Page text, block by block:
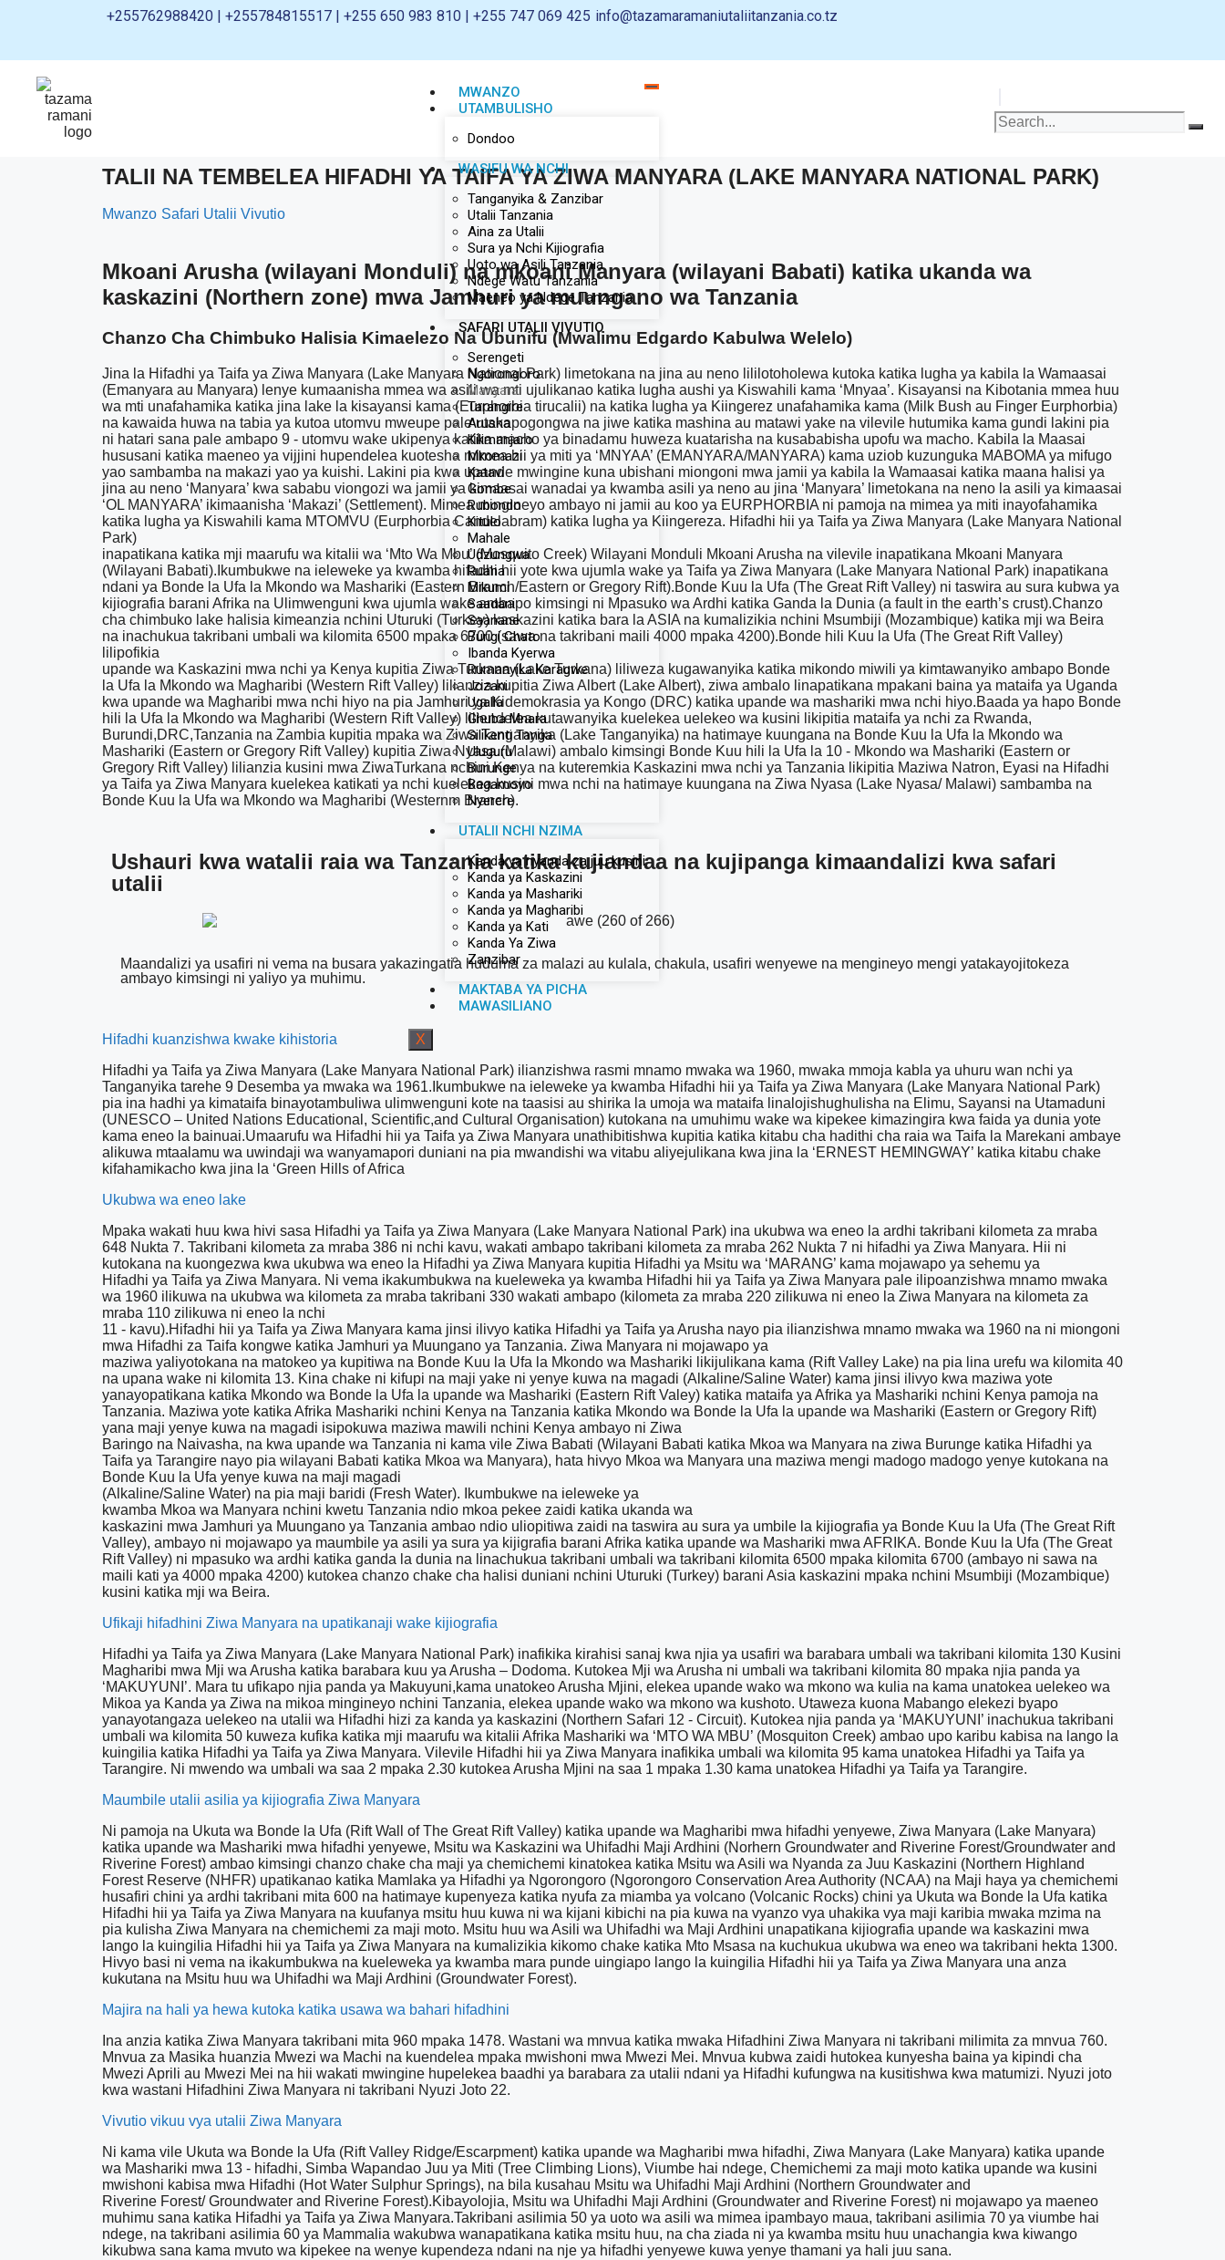
+255762988420 | +255784815517 | +255 650 983 810 | +255 747 069 425 info@tazamaramaniutaliitanzania.co.tz
MWANZO
UTAMBULISHO
Dondoo
WASIFU WA NCHI
Tanganyika & Zanzibar
Utalii Tanzania
Aina za Utalii
Sura ya Nchi Kijiografia
Uoto wa Asili Tanzania
Ndege Watu Tanzania
Maeneo ya Ndege Tanzania
SAFARI UTALII VIVUTIO
Serengeti
Ngorongoro
Manyara
Tarangire
Arusha
Kilimanjaro
Mkomazi
Katavi
Gombe
Rubondo
Kitulo
Mahale
Udzungwa
Ruaha
Mikumi
Saadani
Saanane
Burigi Chato
Ibanda Kyerwa
Rumanyika Karagwe
Jozani
Ugalla
Ghuba Mnara
Silikenti Tanga
Uluguru
Burunge
Bagamoyo
Nyerere
UTALII NCHI NZIMA
Kanda ya nyanda za juu kusini
Kanda ya Kaskazini
Kanda ya Mashariki
Kanda ya Magharibi
Kanda ya Kati
Kanda Ya Ziwa
Zanzibar
MAKTABA YA PICHA
MAWASILIANO
X
TALII NA TEMBELEA HIFADHI YA TAIFA YA ZIWA MANYARA (LAKE MANYARA NATIONAL PARK)
Mwanzo Safari Utalii Vivutio
Mkoani Arusha (wilayani Monduli) na mkoani Manyara (wilayani Babati) katika ukanda wa
kaskazini (Northern zone) mwa Jamhuri ya muungano wa Tanzania
Chanzo Cha Chimbuko Halisia Kimaelezo Na Ubunifu (Mwalimu Edgardo Kabulwa Welelo)
Jina la Hifadhi ya Taifa ya Ziwa Manyara (Lake Manyara National Park) limetokana na jina au neno lililotoholewa kutoka katika lugha ya kabila la Wamaasai
(Emanyara au Manyara) lenye kumaanisha mmea wa asili wa mti ujulikanao katika lugha aushi ya Kiswahili kama ‘Mnyaa’. Kisayansi na Kibotania mmea huu
wa mti unafahamika katika jina lake la kisayansi kama (Eurphorbia tirucalii) na katika lugha ya Kiingerez unafahamika kama (Milk Bush au Finger Eurphorbia)
na kawaida huwa na tabia ya kutoa utomvu mweupe pale utakapogongwa na jiwe katika mashina au matawi yake na vilevile hutumika kama gundi lakini pia
ni hatari sana pale ambapo 9 - utomvu wake ukipenya katika macho ya binadamu huweza kuatarisha na kusababisha upofu wa macho. Kabila la Maasai
hususani katika maeneo ya vijjini hupendelea kuotesha mimea hii ya miti ya ‘MNYAA’ (EMANYARA/MANYARA) kama uziob kuzunguka MABOMA ya mifugo
yao sambamba na makazi yao ya kuishi. Lakini pia kwa upande mwingine kuna ubishani miongoni mwa jamii ya kabila la Wamaasai katika maana halisi ya
jina au neno ‘Manyara’ kwa sababu viongozi wa jamii ya kimaasai wanadai ya kwamba asili ya neno au jina ‘Manyara’ limetokana na neno la asili ya kimaasai
‘OL MANYARA’ ikimaanisha ‘Makazi’ (Settlement). Mimea mingineyo ambayo ni jamii au koo ya EURPHORBIA ni pamoja na mimea ya miti inayofahamika
katika lugha ya Kiswahili kama MTOMVU (Eurphorbia Candelabram) katika lugha ya Kiingereza. Hifadhi hii ya Taifa ya Ziwa Manyara (Lake Manyara National
Park)
inapatikana katika mji maarufu wa kitalii wa ‘Mto Wa Mbu’ (Mosquito Creek) Wilayani Monduli Mkoani Arusha na vilevile inapatikana Mkoani Manyara
(Wilayani Babati).Ikumbukwe na ieleweke ya kwamba hifadhi hii yote kwa ujumla wake ya Taifa ya Ziwa Manyara (Lake Manyara National Park) inapatikana
ndani ya Bonde la Ufa la Mkondo wa Mashariki (Eastern Branch/Eastern or Gregory Rift).Bonde Kuu la Ufa (The Great Rift Valley) ni taswira au sura kubwa ya
kijiografia barani Afrika na Ulimwenguni kwa ujumla wake ambapo kimsingi ni Mpasuko wa Ardhi katika Ganda la Dunia (a fault in the earth’s crust).Chanzo
cha chimbuko lake halisia kimeanzia nchini Uturuki (Turkey) kaskazini katika bara la ASIA na kumalizikia nchini Msumbiji (Mozambique) katika mji wa Beira
na inachukua takribani umbali wa kilomita 6500 mpaka 6700 (sawa na takribani maili 4000 mpaka 4200).Bonde hili Kuu la Ufa (The Great Rift Valley)
lilipofikia
upande wa Kaskazini mwa nchi ya Kenya kupitia Ziwa Turkana (Lake Turkana) liliweza kugawanyika katika mikondo miwili ya kimtawanyiko ambapo Bonde
la Ufa la Mkondo wa Magharibi (Western Rift Valley) lilianzia kupitia Ziwa Albert (Lake Albert), ziwa ambalo linapatikana mpakani baina ya mataifa ya Uganda
kwa upande wa Magharibi mwa nchi hiyo na pia Jamhuri ya Kidemokrasia ya Kongo (DRC) katika upande wa mashariki mwa nchi hiyo.Baada ya hapo Bonde
hili la Ufa la Mkondo wa Magharibi (Western Rift Valley) liliendelea kutawanyika kuelekea uelekeo wa kusini likipitia mataifa ya nchi za Rwanda,
Burundi,DRC,Tanzania na Zambia kupitia mpaka wa Ziwa Tanganyika (Lake Tanganyika) na hatimaye kuungana na Bonde Kuu la Ufa la Mkondo wa
Mashariki (Eastern or Gregory Rift Valley) kupitia Ziwa Nyasa (Malawi) ambalo kimsingi Bonde Kuu hili la Ufa la 10 - Mkondo wa Mashariki (Eastern or
Gregory Rift Valley) lilianzia kusini mwa ZiwaTurkana nchini Kenya na kuteremkia Kaskazini mwa nchi ya Tanzania likipitia Maziwa Natron, Eyasi na Hifadhi
ya Taifa ya Ziwa Manyara kuelekea katikati ya nchi kuelekea kusini mwa nchi na hatimaye kuungana na Ziwa Nyasa (Lake Nyasa/ Malawi) sambamba na
Bonde Kuu la Ufa wa Mkondo wa Magharibi (Westernm Branch).
Ushauri kwa watalii raia wa Tanzania katika kujiandaa na kujipanga kimaandalizi kwa safari
utalii
Maandalizi ya usafiri ni vema na busara yakazingatia huduma za malazi au kulala, chakula, usafiri wenyewe na mengineyo mengi yatakayojitokeza
ambayo kimsingi ni yaliyo ya muhimu.
Hifadhi kuanzishwa kwake kihistoria
Hifadhi ya Taifa ya Ziwa Manyara (Lake Manyara National Park) ilianzishwa rasmi mnamo mwaka wa 1960, mwaka mmoja kabla ya uhuru wan nchi ya
Tanganyika tarehe 9 Desemba ya mwaka wa 1961.Ikumbukwe na ieleweke ya kwamba Hifadhi hii ya Taifa ya Ziwa Manyara (Lake Manyara National Park)
pia ina hadhi ya kimataifa binayotambuliwa ulimwenguni kote na taasisi au shirika la umoja wa mataifa linalojishughulisha na Elimu, Sayansi na Utamaduni
(UNESCO – United Nations Educational, Scientific,and Cultural Organisation) kutokana na umuhimu wake wa kipekee kimazingira kwa faida ya dunia yote
kama eneo la bainuai.Umaarufu wa Hifadhi hii ya Taifa ya Ziwa Manyara unathibitishwa kupitia katika kitabu cha hadithi cha raia wa Taifa la Marekani ambaye
alikuwa mtaalamu wa uwindaji wa wanyamapori duniani na pia mwandishi wa vitabu aliyejulikana kwa jina la ‘ERNEST HEMINGWAY’ katika kitabu chake
kifahamikacho kwa jina la ‘Green Hills of Africa
Ukubwa wa eneo lake
Mpaka wakati huu kwa hivi sasa Hifadhi ya Taifa ya Ziwa Manyara (Lake Manyara National Park) ina ukubwa wa eneo la ardhi takribani kilometa za mraba
648 Nukta 7. Takribani kilometa za mraba 386 ni nchi kavu, wakati ambapo takribani kilometa za mraba 262 Nukta 7 ni hifadhi ya Ziwa Manyara. Hii ni
kutokana na kuongezwa kwa ukubwa wa eneo la Hifadhi ya Ziwa Manyara kupitia Hifadhi ya Msitu wa ‘MARANG’ kama mojawapo ya sehemu ya
Hifadhi ya Taifa ya Ziwa Manyara. Ni vema ikakumbukwa na kueleweka ya kwamba Hifadhi hii ya Taifa ya Ziwa Manyara pale ilipoanzishwa mnamo mwaka
wa 1960 ilikuwa na ukubwa wa kilometa za mraba takribani 330 wakati ambapo (kilometa za mraba 220 zilikuwa ni eneo la Ziwa Manyara na kilometa za
mraba 110 zilikuwa ni eneo la nchi
11 - kavu).Hifadhi hii ya Taifa ya Ziwa Manyara kama jinsi ilivyo katika Hifadhi ya Taifa ya Arusha nayo pia ilianzishwa mnamo mwaka wa 1960 na ni miongoni
mwa Hifadhi za Taifa kongwe katika Jamhuri ya Muungano ya Tanzania. Ziwa Manyara ni mojawapo ya
maziwa yaliyotokana na matokeo ya kupitiwa na Bonde Kuu la Ufa la Mkondo wa Mashariki likijulikana kama (Rift Valley Lake) na pia lina urefu wa kilomita 40
na upana wake ni kilomita 13. Kina chake ni kifupi na maji yake ni yenye kuwa na magadi (Alkaline/Saline Water) kama jinsi ilivyo kwa maziwa yote
yanayopatikana katika Mkondo wa Bonde la Ufa la upande wa Mashariki (Eastern Rift Valey) katika mataifa ya Afrika ya Mashariki nchini Kenya pamoja na
Tanzania. Maziwa yote katika Afrika Mashariki nchini Kenya na Tanzania katika Mkondo wa Bonde la Ufa la upande wa Mashariki (Eastern or Gregory Rift)
yana maji yenye kuwa na magadi isipokuwa maziwa mawili nchini Kenya ambayo ni Ziwa
Baringo na Naivasha, na kwa upande wa Tanzania ni kama vile Ziwa Babati (Wilayani Babati katika Mkoa wa Manyara na ziwa Burunge katika Hifadhi ya
Taifa ya Tarangire nayo pia wilayani Babati katika Mkoa wa Manyara), hata hivyo Mkoa wa Manyara una maziwa mengi madogo madogo yenye kutokana na
Bonde Kuu la Ufa yenye kuwa na maji magadi
(Alkaline/Saline Water) na pia maji baridi (Fresh Water). Ikumbukwe na ieleweke ya
kwamba Mkoa wa Manyara nchini kwetu Tanzania ndio mkoa pekee zaidi katika ukanda wa
kaskazini mwa Jamhuri ya Muungano ya Tanzania ambao ndio uliopitiwa zaidi na taswira au sura ya umbile la kijiografia ya Bonde Kuu la Ufa (The Great Rift
Valley), ambayo ni mojawapo ya maumbile ya asili ya sura ya kijigrafia barani Afrika katika upande wa Mashariki mwa AFRIKA. Bonde Kuu la Ufa (The Great
Rift Valley) ni mpasuko wa ardhi katika ganda la dunia na linachukua takribani umbali wa takribani kilomita 6500 mpaka kilomita 6700 (ambayo ni sawa na
maili kati ya 4000 mpaka 4200) kutokea chanzo chake cha halisi duniani nchini Uturuki (Turkey) barani Asia kaskazini mpaka nchini Msumbiji (Mozambique)
kusini katika mji wa Beira.
Ufikaji hifadhini Ziwa Manyara na upatikanaji wake kijiografia
Hifadhi ya Taifa ya Ziwa Manyara (Lake Manyara National Park) inafikika kirahisi sanaj kwa njia ya usafiri wa barabara umbali wa takribani kilomita 130 Kusini
Magharibi mwa Mji wa Arusha katika barabara kuu ya Arusha – Dodoma. Kutokea Mji wa Arusha ni umbali wa takribani kilomita 80 mpaka njia panda ya
‘MAKUYUNI’. Mara tu ufikapo njia panda ya Makuyuni,kama unatokeo Arusha Mjini, elekea upande wako wa mkono wa kulia na kama unatokea uelekeo wa
Mikoa ya Kanda ya Ziwa na mikoa mingineyo nchini Tanzania, elekea upande wako wa mkono wa kushoto. Utaweza kuona Mabango elekezi byapo
yanayotangaza uelekeo na utalii wa Hifadhi hizi za kanda ya kaskazini (Northern Safari 12 - Circuit). Kutokea njia panda ya ‘MAKUYUNI’ inachukua takribani
umbali wa kilomita 50 kuweza kufika katika mji maarufu wa kitalii Afrika Mashariki wa ‘MTO WA MBU’ (Mosquiton Creek) ambao upo karibu kabisa na lango la
kuingilia katika Hifadhi ya Taifa ya Ziwa Manyara. Vilevile Hifadhi hii ya Ziwa Manyara inafikika umbali wa kilomita 95 kama unatokea Hifadhi ya Taifa ya
Tarangire. Ni mwendo wa umbali wa saa 2 mpaka 2.30 kutokea Arusha Mjini na saa 1 mpaka 1.30 kama unatokea Hifadhi ya Taifa ya Tarangire.
Maumbile utalii asilia ya kijiografia Ziwa Manyara
Ni pamoja na Ukuta wa Bonde la Ufa (Rift Wall of The Great Rift Valley) katika upande wa Magharibi mwa hifadhi yenyewe, Ziwa Manyara (Lake Manyara)
katika upande wa Mashariki mwa hifadhi yenyewe, Msitu wa Kaskazini wa Uhifadhi Maji Ardhini (Norhern Groundwater and Riverine Forest/Groundwater and
Riverine Forest) ambao kimsingi chanzo chake cha maji ya chemichemi kinatokea katika Msitu wa Asili wa Nyanda za Juu Kaskazini (Northern Highland
Forest Reserve (NHFR) upatikanao katika Mamlaka ya Hifadhi ya Ngorongoro (Ngorongoro Conservation Area Authority (NCAA) na Maji haya ya chemichemi
husafiri chini ya ardhi takribani mita 600 na hatimaye kupenyeza katika nyufa za miamba ya volcano (Volcanic Rocks) chini ya Ukuta wa Bonde la Ufa katika
Hifadhi hii ya Taifa ya Ziwa Manyara na kuufanya msitu huu kuwa ni wa kijani kibichi na pia kuwa na vyanzo vya uhakika vya maji karibia mwaka mzima na
pia kulisha Ziwa Manyara na chemichemi za maji moto. Msitu huu wa Asili wa Uhifadhi wa Maji Ardhini unapatikana kijiografia upande wa kaskazini mwa
lango la kuingilia Hifadhi hii ya Taifa ya Ziwa Manyara na kumalizikia kikomo chake katika Mto Msasa na kuchukua ukubwa wa eneo wa takribani hekta 1300.
Hivyo basi ni vema na ikakumbukwa na kueleweka ya kwamba mara punde uingiapo lango la kuingilia Hifadhi hii ya Taifa ya Ziwa Manyara una anza
kukutana na Msitu huu wa Uhifadhi wa Maji Ardhini (Groundwater Forest).
Majira na hali ya hewa kutoka katika usawa wa bahari hifadhini
Ina anzia katika Ziwa Manyara takribani mita 960 mpaka 1478. Wastani wa mnvua katika mwaka Hifadhini Ziwa Manyara ni takribani milimita za mnvua 760.
Mnvua za Masika huanzia Mwezi wa Machi na kuendelea mpaka mwishoni mwa Mwezi Mei. Mnvua kubwa zaidi hutokea kunyesha baina ya kipindi cha
Mwezi Aprili au Mwezi Mei na hii wakati mwingine hupelekea baadhi ya barabara za utalii ndani ya Hifadhi kufungwa na kusitishwa kwa matumizi. Nyuzi joto
kwa wastani Hifadhini Ziwa Manyara ni takribani Nyuzi Joto 22.
Vivutio vikuu vya utalii Ziwa Manyara
Ni kama vile Ukuta wa Bonde la Ufa (Rift Valley Ridge/Escarpment) katika upande wa Magharibi mwa hifadhi, Ziwa Manyara (Lake Manyara) katika upande
wa Mashariki mwa 13 - hifadhi, Simba Wapandao Juu ya Miti (Tree Climbing Lions), Viumbe hai ndege, Chemichemi za maji moto katika upande wa kusini
mwishoni kabisa mwa Hifadhi (Hot Water Sulphur Springs), na bila kusahau Msitu wa Uhifadhi Maji Ardhini (Northern Groundwater and
Riverine Forest/ Groundwater and Riverine Forest).Kibayolojia, Msitu wa Uhifadhi Maji Ardhini (Groundwater and Riverine Forest) ni mojawapo ya maeneo
muhimu sana katika Hifadhi ya Taifa ya Ziwa Manyara.Takribani asilimia 50 ya uoto wa asili wa mimea ipambayo maua, takribani asilimia 70 ya viumbe hai
ndege, na takribani asilimia 60 ya Mammalia wakubwa wanapatikana katika msitu huu, na cha ziada ni ya kwamba msitu huu unachangia kwa kiwango
kikubwa sana kama mvuto wa kipekee na wenye kupendeza ndani na nje ya hifadhi yenyewe kuwa yenye thamani ya hali juu sana.